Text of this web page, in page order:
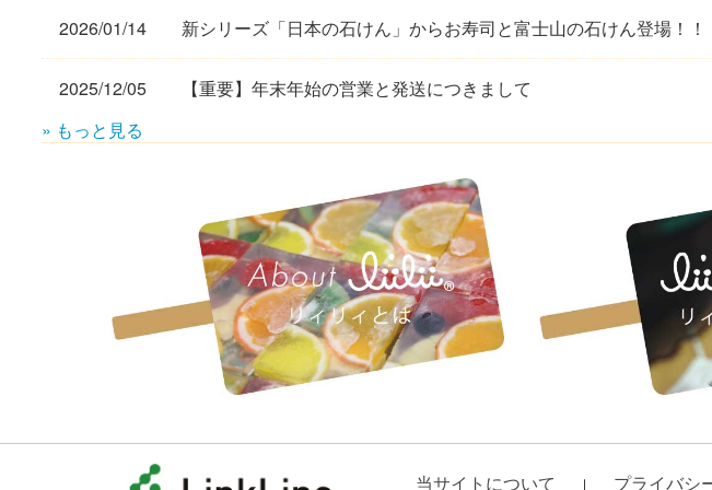
2026/01/14 新シリーズ「日本の石けん」からお寿司と富士山の石けん登場！！
2025/12/05
【重要】年末年始の営業と発送につきまして
» もっと見る
当サイトについて ｜ プライバシ